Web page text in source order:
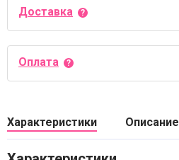
Доставка
Оплата
Характеристики Описание